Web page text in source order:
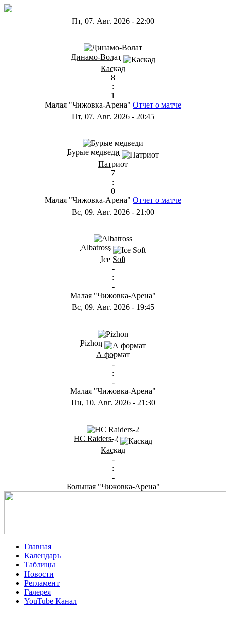
Пт, 07. Авг. 2026 - 22:00
Динамо-Волат
Каскад
8
:
1
Малая "Чижовка-Арена" Отчет о матче
Пт, 07. Авг. 2026 - 20:45
Бурые медведи
Патриот
7
:
0
Малая "Чижовка-Арена" Отчет о матче
Вс, 09. Авг. 2026 - 21:00
Albatross
Ice Soft
-
:
-
Малая "Чижовка-Арена"
Вс, 09. Авг. 2026 - 19:45
Pizhon
А формат
-
:
-
Малая "Чижовка-Арена"
Пн, 10. Авг. 2026- 21:30
HC Raiders-2
Каскад
-
:
-
Большая "Чижовка-Арена"
Главная
Календарь
Таблицы
Новости
Регламент
Галерея
YouTube Канал